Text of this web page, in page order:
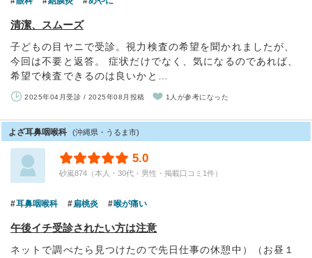
清潔、スムーズ
子どもの目ヤニで受診。視力検査の希望を聞かれましたが、
今回は不要と返答。 症状だけでなく、気になるのであれば、
希望で検査できるのは良いかと…
2025年04月受診 / 2025年08月投稿 1人が参考になった
よざ耳鼻咽喉科 (沖縄県・うるま市)
5.0
砂嵐874（本人・30代・男性・掲載口コミ1件）
耳鼻咽喉科 扁桃炎 喉が痛い
午後イチ受診されたい方は注意
ネットで調べたら見つけたので先日仕事の休憩中）（お昼１